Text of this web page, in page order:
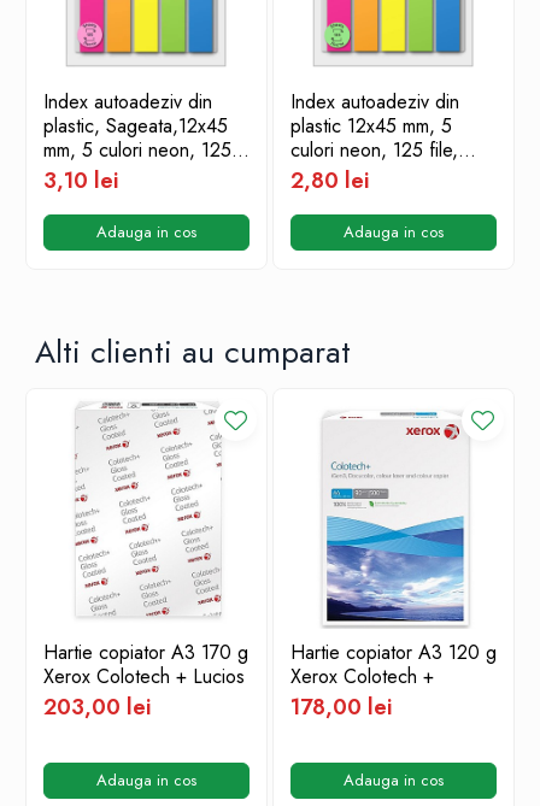
Index autoadeziv din
plastic, Sageata,12x45
mm, 5 culori neon, 125
file, ErichKrause
3,10 lei
Adauga in cos
Index autoadeziv din
plastic 12x45 mm, 5
culori neon, 125 file,
ErichKrause
2,80 lei
Adauga in cos
Alti clienti au cumparat
Hartie copiator A3 170 g
Xerox Colotech + Lucios
203,00 lei
Adauga in cos
Hartie copiator A3 120 g
Xerox Colotech +
178,00 lei
Adauga in cos